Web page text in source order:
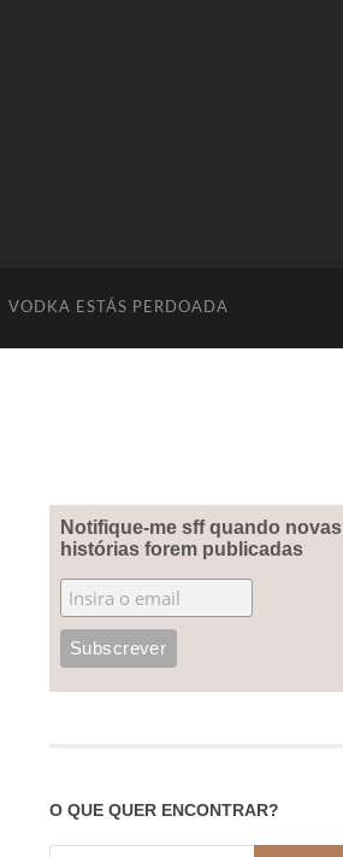
VODKA ESTÁS PERDOADA
Notifique-me sff quando novas
histórias forem publicadas
O QUE QUER ENCONTRAR?